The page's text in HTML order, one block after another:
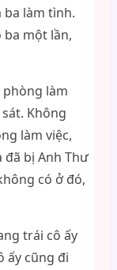
ba làm tình.
ba một lần,
làm
Không
làm việc,
đã bị Anh Thư
có ở đó,
trái cô ấy
ấy cũng đi